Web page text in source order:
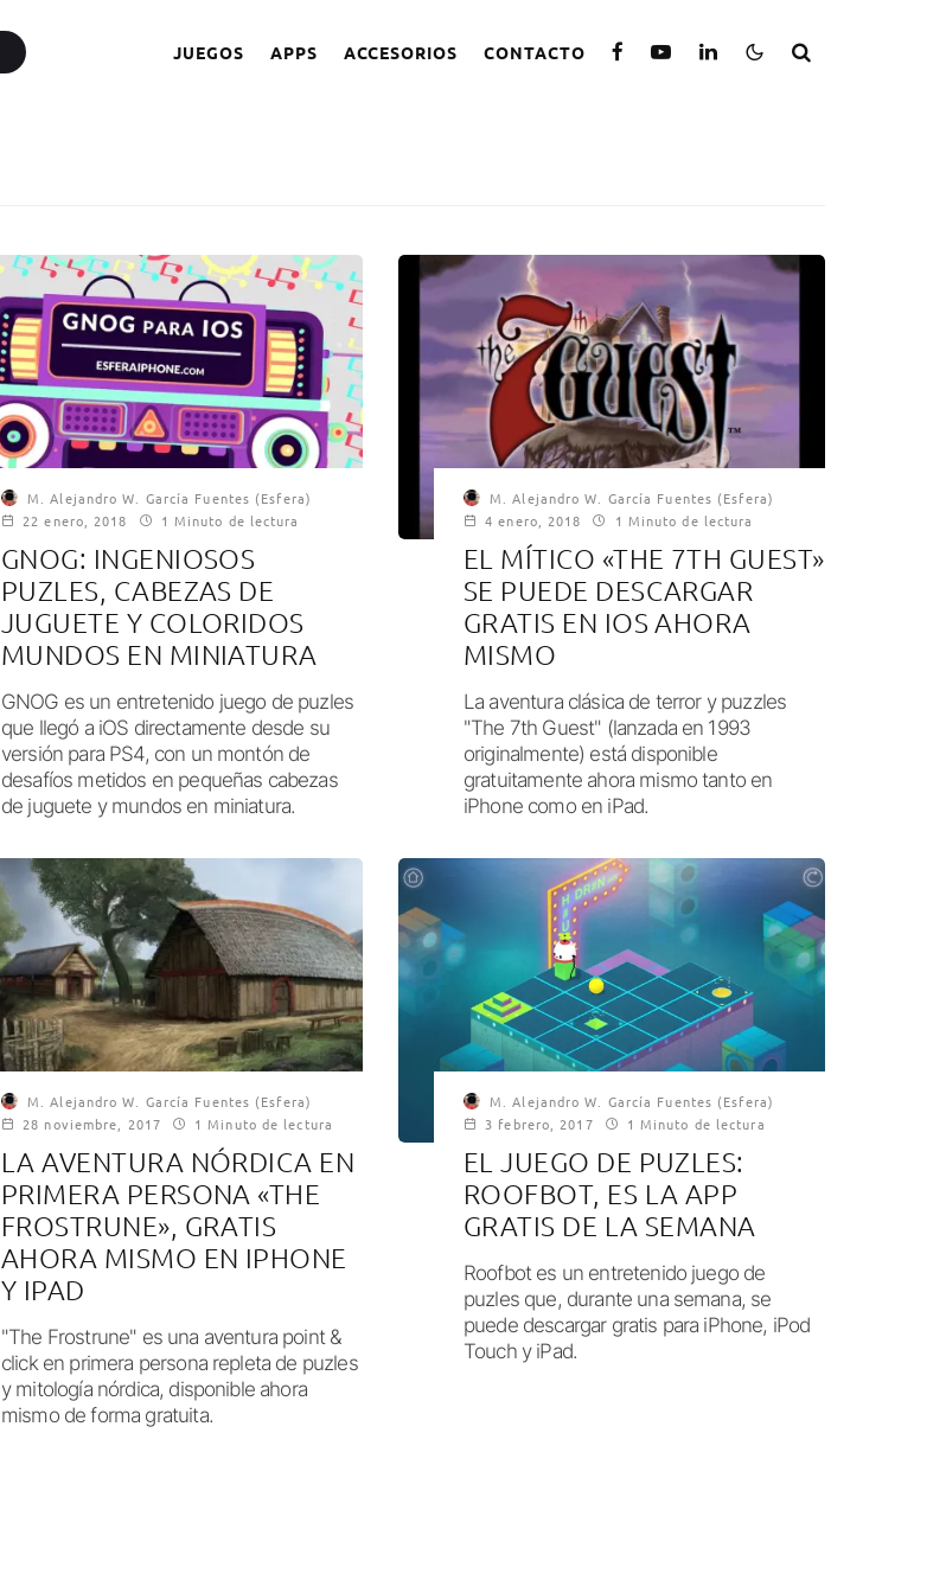
JUEGOS APPS ACCESORIOS CONTACTO
M. Alejandro W. García Fuentes (Esfera)
22 enero, 2018
1 Minuto de lectura
GNOG: INGENIOSOS
PUZLES, CABEZAS DE
JUGUETE Y COLORIDOS
MUNDOS EN MINIATURA
GNOG es un entretenido juego de puzles
que llegó a iOS directamente desde su
versión para PS4, con un montón de
desafíos metidos en pequeñas cabezas
de juguete y mundos en miniatura.
M. Alejandro W. García Fuentes (Esfera)
4 enero, 2018
1 Minuto de lectura
EL MÍTICO «THE 7TH GUEST»
SE PUEDE DESCARGAR
GRATIS EN IOS AHORA
MISMO
La aventura clásica de terror y puzzles
"The 7th Guest" (lanzada en 1993
originalmente) está disponible
gratuitamente ahora mismo tanto en
iPhone como en iPad.
M. Alejandro W. García Fuentes (Esfera)
28 noviembre, 2017
1 Minuto de lectura
LA AVENTURA NÓRDICA EN
PRIMERA PERSONA «THE
FROSTRUNE», GRATIS
AHORA MISMO EN IPHONE
Y IPAD
"The Frostrune" es una aventura point &
click en primera persona repleta de puzles
y mitología nórdica, disponible ahora
mismo de forma gratuita.
M. Alejandro W. García Fuentes (Esfera)
3 febrero, 2017
1 Minuto de lectura
EL JUEGO DE PUZLES:
ROOFBOT, ES LA APP
GRATIS DE LA SEMANA
Roofbot es un entretenido juego de
puzles que, durante una semana, se
puede descargar gratis para iPhone, iPod
Touch y iPad.